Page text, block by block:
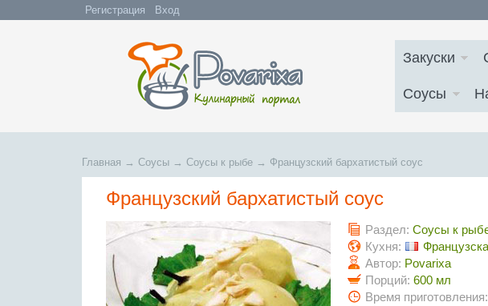
Регистрация Вход
Закуски
Соусы
Главная → Соусы → Соусы к рыбе → Французский бархатистый соус
Французский бархатистый соус
Раздел: Соусы к
Кухня:
Автор: Povarixa
Порций: 600 мл
Время приготовления: